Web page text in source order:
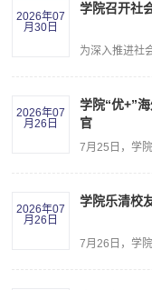
2026年07
月30日
学院召开社
2026年07
月26日
学院“优+”
官
2026年07
月26日
学院乐清校